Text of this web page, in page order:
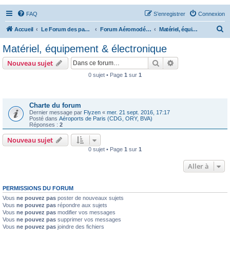
FAQ Connexion
S’enregistrer
Accueil Le Forum des passionnés d'aviation Forum Aéromodélisme Matériel, équipement & électronique
Matériel, équipement & électronique
Nouveau sujet Rechercher
0 sujet • Page 1 sur 1
Charte du forum
Dernier message par Flyzen « mer. 21 sept. 2016, 17:17
Posté dans Aéroports de Paris (CDG, ORY, BVA)
Réponses : 2
Nouveau sujet
0 sujet • Page 1 sur 1
Aller à
PERMISSIONS DU FORUM
Vous ne pouvez pas poster de nouveaux sujets
Vous ne pouvez pas répondre aux sujets
Vous ne pouvez pas modifier vos messages
Vous ne pouvez pas supprimer vos messages
Vous ne pouvez pas joindre des fichiers